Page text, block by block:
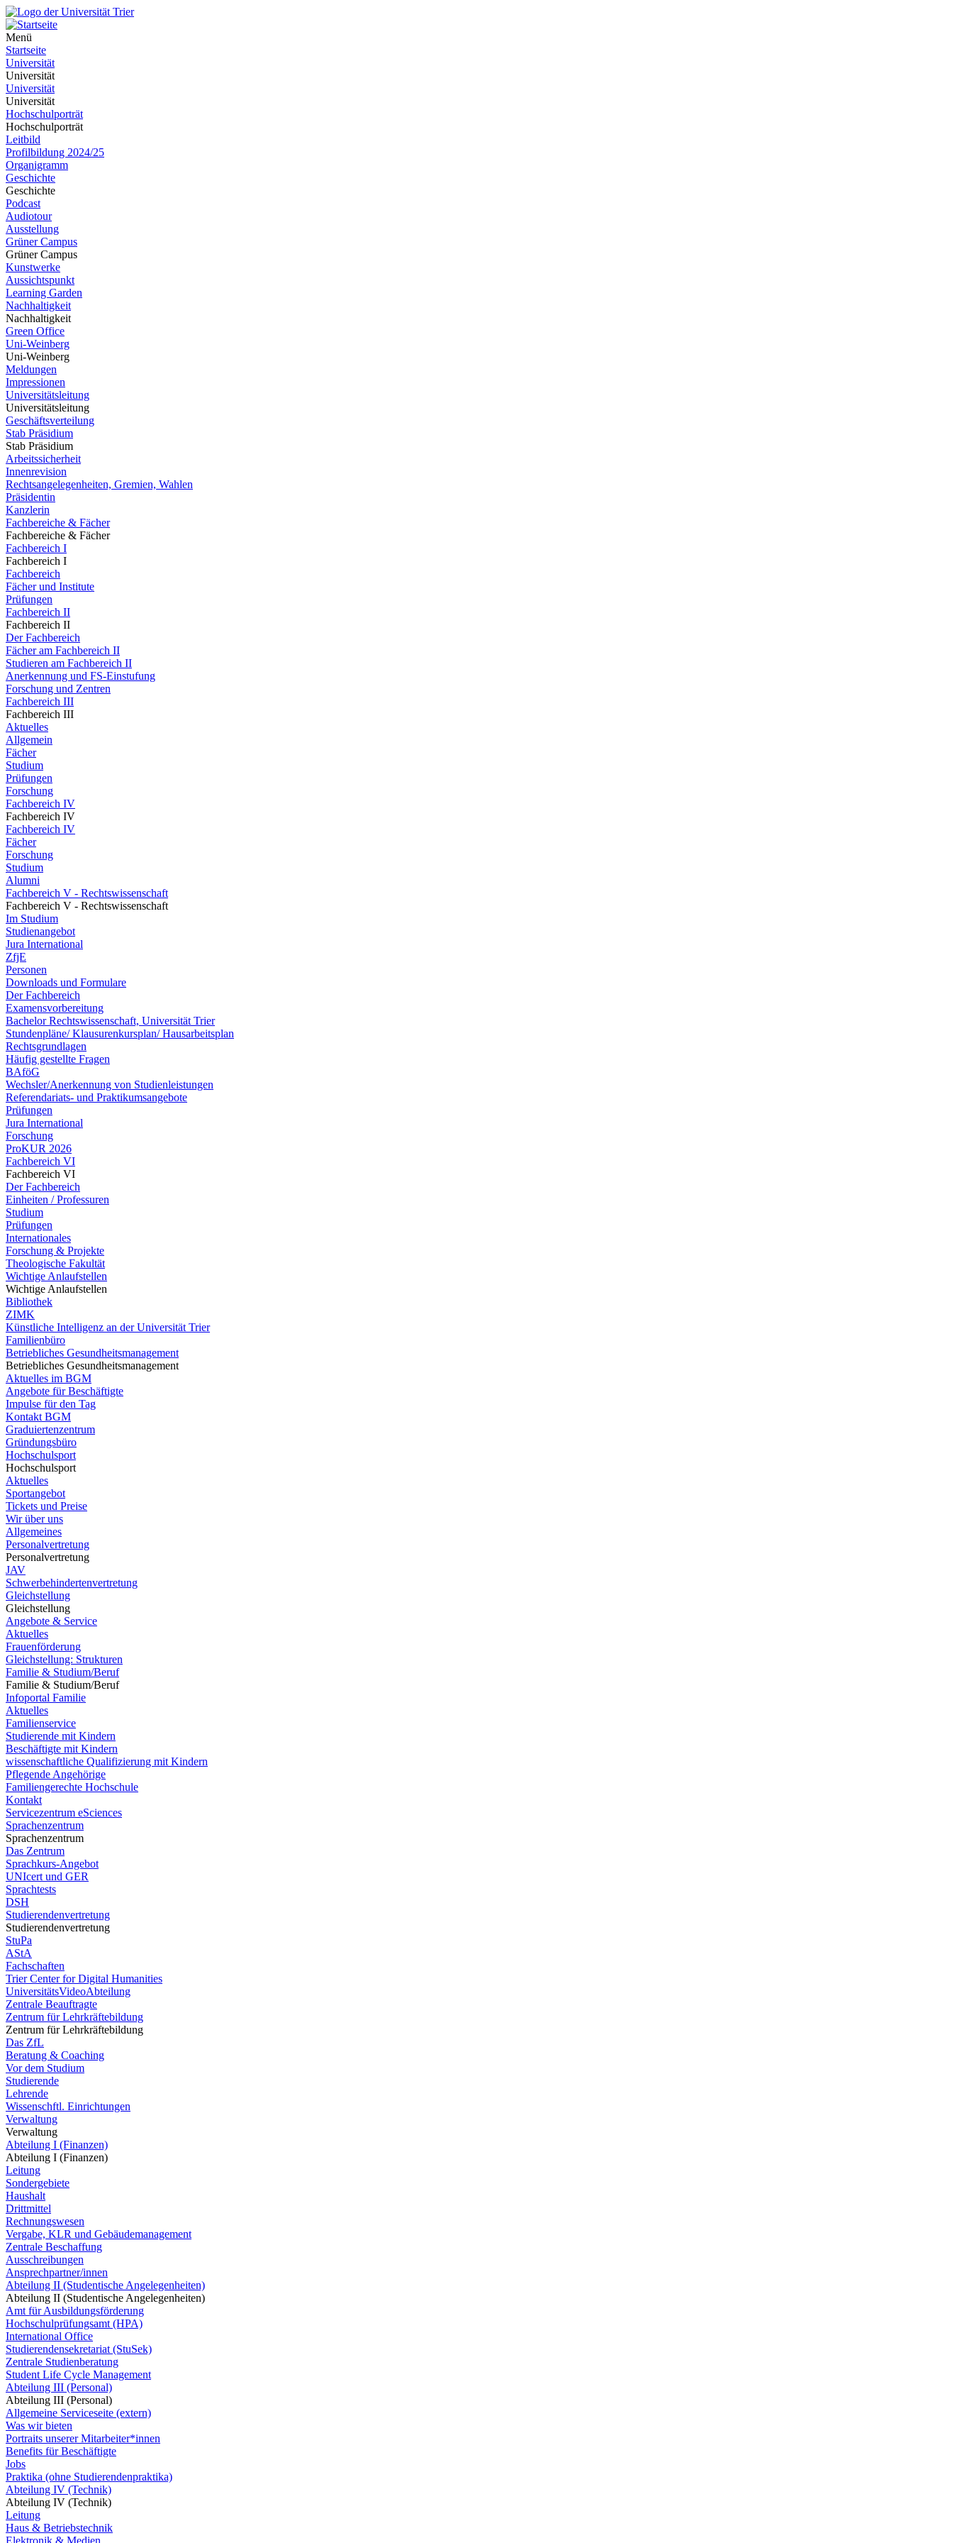
Menü
Startseite
Universität
Universität
Universität
Universität
Hochschulporträt
Hochschulporträt
Leitbild
Profilbildung 2024/25
Organigramm
Geschichte
Geschichte
Podcast
Audiotour
Ausstellung
Grüner Campus
Grüner Campus
Kunstwerke
Aussichtspunkt
Learning Garden
Nachhaltigkeit
Nachhaltigkeit
Green Office
Uni-Weinberg
Uni-Weinberg
Meldungen
Impressionen
Universitätsleitung
Universitätsleitung
Geschäftsverteilung
Stab Präsidium
Stab Präsidium
Arbeitssicherheit
Innenrevision
Rechtsangelegenheiten, Gremien, Wahlen
Präsidentin
Kanzlerin
Fachbereiche & Fächer
Fachbereiche & Fächer
Fachbereich I
Fachbereich I
Fachbereich
Fächer und Institute
Prüfungen
Fachbereich II
Fachbereich II
Der Fachbereich
Fächer am Fachbereich II
Studieren am Fachbereich II
Anerkennung und FS-Einstufung
Forschung und Zentren
Fachbereich III
Fachbereich III
Aktuelles
Allgemein
Fächer
Studium
Prüfungen
Forschung
Fachbereich IV
Fachbereich IV
Fachbereich IV
Fächer
Forschung
Studium
Alumni
Fachbereich V - Rechtswissenschaft
Fachbereich V - Rechtswissenschaft
Im Studium
Studienangebot
Jura International
ZfjE
Personen
Downloads und Formulare
Der Fachbereich
Examensvorbereitung
Bachelor Rechtswissenschaft, Universität Trier
Stundenpläne/ Klausurenkursplan/ Hausarbeitsplan
Rechtsgrundlagen
Häufig gestellte Fragen
BAföG
Wechsler/Anerkennung von Studienleistungen
Referendariats- und Praktikumsangebote
Prüfungen
Jura International
Forschung
ProKUR 2026
Fachbereich VI
Fachbereich VI
Der Fachbereich
Einheiten / Professuren
Studium
Prüfungen
Internationales
Forschung & Projekte
Theologische Fakultät
Wichtige Anlaufstellen
Wichtige Anlaufstellen
Bibliothek
ZIMK
Künstliche Intelligenz an der Universität Trier
Familienbüro
Betriebliches Gesundheitsmanagement
Betriebliches Gesundheitsmanagement
Aktuelles im BGM
Angebote für Beschäftigte
Impulse für den Tag
Kontakt BGM
Graduiertenzentrum
Gründungsbüro
Hochschulsport
Hochschulsport
Aktuelles
Sportangebot
Tickets und Preise
Wir über uns
Allgemeines
Personalvertretung
Personalvertretung
JAV
Schwerbehindertenvertretung
Gleichstellung
Gleichstellung
Angebote & Service
Aktuelles
Frauenförderung
Gleichstellung: Strukturen
Familie & Studium/Beruf
Familie & Studium/Beruf
Infoportal Familie
Aktuelles
Familienservice
Studierende mit Kindern
Beschäftigte mit Kindern
wissenschaftliche Qualifizierung mit Kindern
Pflegende Angehörige
Familiengerechte Hochschule
Kontakt
Servicezentrum eSciences
Sprachenzentrum
Sprachenzentrum
Das Zentrum
Sprachkurs-Angebot
UNIcert und GER
Sprachtests
DSH
Studierendenvertretung
Studierendenvertretung
StuPa
AStA
Fachschaften
Trier Center for Digital Humanities
UniversitätsVideoAbteilung
Zentrale Beauftragte
Zentrum für Lehrkräftebildung
Zentrum für Lehrkräftebildung
Das ZfL
Beratung & Coaching
Vor dem Studium
Studierende
Lehrende
Wissenschftl. Einrichtungen
Verwaltung
Verwaltung
Abteilung I (Finanzen)
Abteilung I (Finanzen)
Leitung
Sondergebiete
Haushalt
Drittmittel
Rechnungswesen
Vergabe, KLR und Gebäudemanagement
Zentrale Beschaffung
Ausschreibungen
Ansprechpartner/innen
Abteilung II (Studentische Angelegenheiten)
Abteilung II (Studentische Angelegenheiten)
Amt für Ausbildungsförderung
Hochschulprüfungsamt (HPA)
International Office
Studierendensekretariat (StuSek)
Zentrale Studienberatung
Student Life Cycle Management
Abteilung III (Personal)
Abteilung III (Personal)
Allgemeine Serviceseite (extern)
Was wir bieten
Portraits unserer Mitarbeiter*innen
Benefits für Beschäftigte
Jobs
Praktika (ohne Studierendenpraktika)
Abteilung IV (Technik)
Abteilung IV (Technik)
Leitung
Haus & Betriebstechnik
Elektronik & Medien